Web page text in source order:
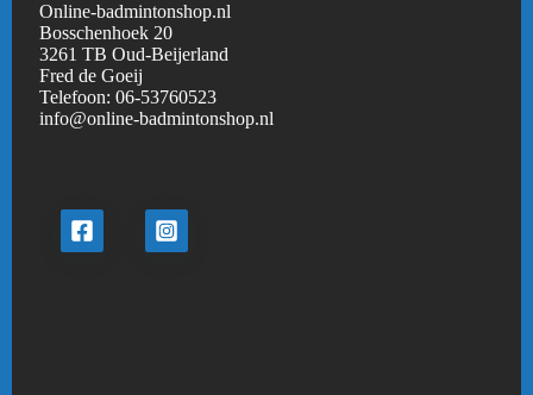
Online-badmintonshop.nl
Bosschenhoek 20
3261 TB Oud-Beijerland
Fred de Goeij
Telefoon:06-53760523
info@online-badmintonshop.nl